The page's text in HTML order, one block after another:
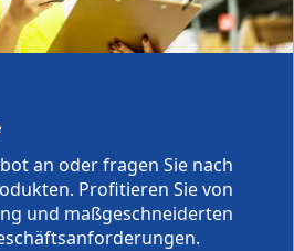
an oder fragen Sie nach
Profitieren Sie von
und maßgeschneiderten